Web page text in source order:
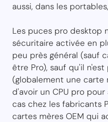
aussi, dans les
Les puces pro desktop
sécuritaire activée en
peu près général (sauf
être Pro), sauf qu'il
(globalement une
d'avoir un CPU pro
cas chez les fabricants
cartes mères OEM qui